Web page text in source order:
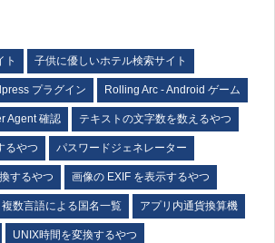
ト 子供に優しいホテル検索サイト
プラグイン Rolling Arc - Android ゲーム
Agent 確認 テキストの文字数を数えるやつ
るやつ パスワードジェネレーター
するやつ 画像の EXIF を表示するやつ
複数言語による国名一覧 アプリ内通貨換算機
UNIX時間を変換するやつ